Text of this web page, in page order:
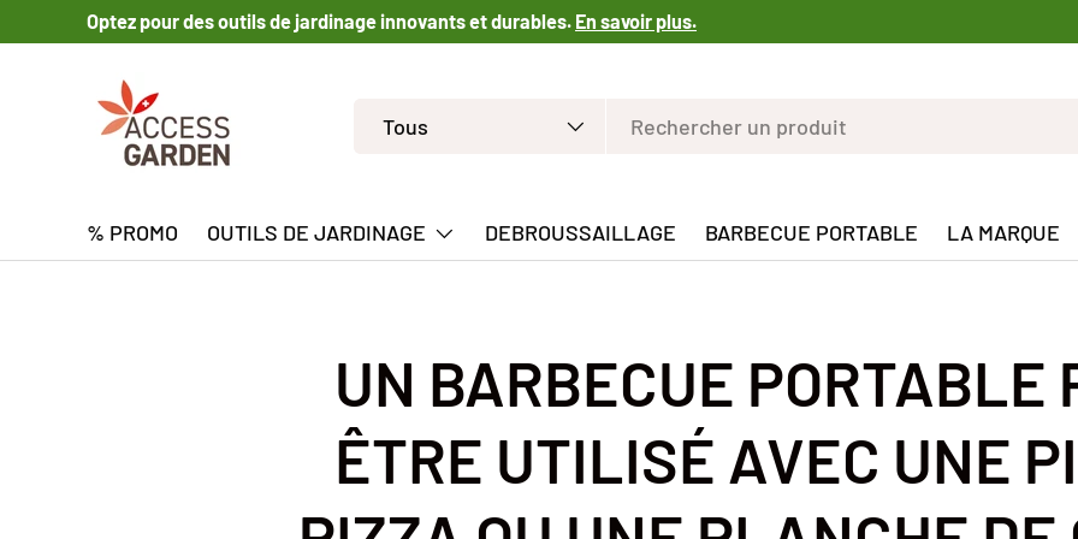
ALLER AU CONTENU
Optez pour des outils de jardinage innovants et durables. En savoir plus.
Tous
% PROMO OUTILS DE JARDINAGE DEBROUSSAILLAGE BARBECUE PORTABLE LA MARQUE
UN BARBECUE PORTABLE
ÊTRE UTILISÉ AVEC UNE